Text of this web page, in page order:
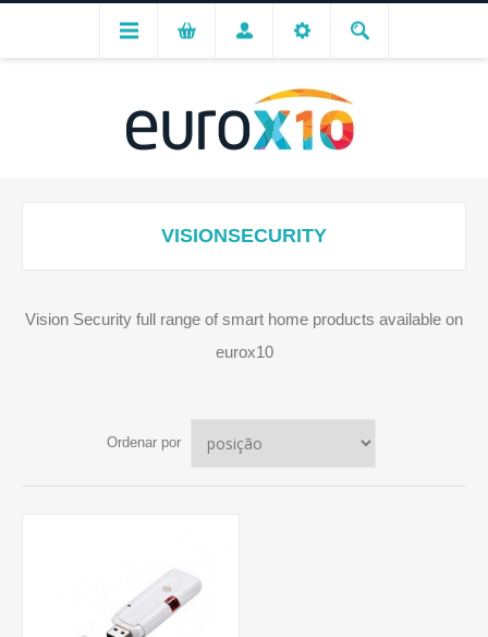
VISIONSECURITY
Vision Security full range of smart home products available on
eurox10
Ordenar por